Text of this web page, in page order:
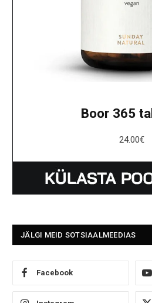
Boor 365
24.00€
JÄLGI MEID SOTSIAALMEEDIAS
Facebook